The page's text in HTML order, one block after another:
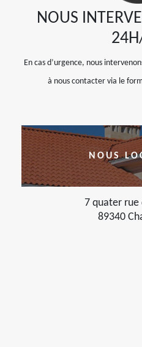
NOUS
En cas d’urgence, nous
à nous contacter via le
NOUS
7 quater rue
89340